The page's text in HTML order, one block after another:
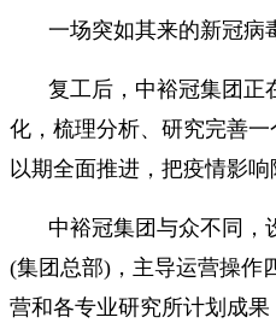
一场突如其来的新冠病
复工后，中裕冠集团正
化，梳理分析、研究完善一
以期全面推进，把疫情影响
中裕冠集团与众不同，
(集团总部)，主导运营操作
营和各专业研究所计划成